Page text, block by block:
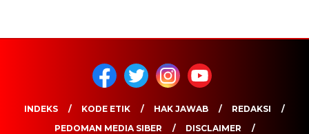
INDEKS KODE ETIK HAK JAWAB
REDAKSI
PEDOMAN MEDIA SIBER
DISCLAIMER